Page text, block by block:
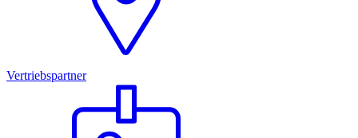
Vertriebspartner